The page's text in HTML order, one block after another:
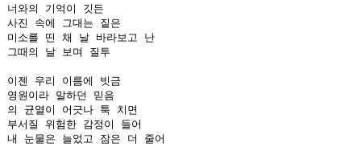
너와의 기억이 깃든
사진 속에 그대는 짙은
미소를 띤 채 날 바라보고 난
그때의 날 보며 질투
이젠 우리 이름에 빗금
영원이라 말하던 믿음
의 균열이 어긋나 툭 치면
부서질 위험한 감정이 들어
내 눈물은 늘었고 잠은 더 줄어